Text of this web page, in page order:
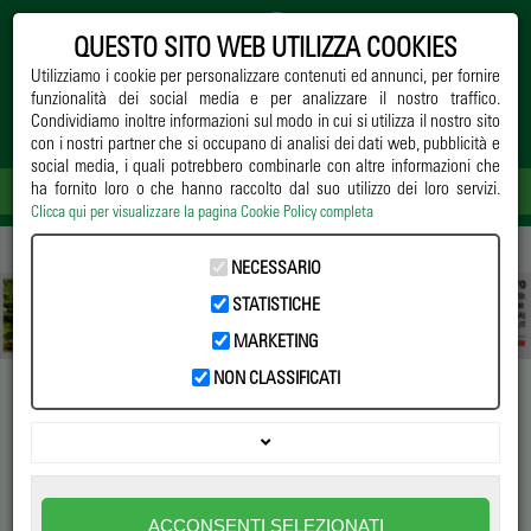
Un nuovo inizio per
Aboutplants.eu
Il magazine compie sette anni e festeggia rinnovandosi
QUESTO SITO WEB UTILIZZA COOKIES
Utilizziamo i cookie per personalizzare contenuti ed annunci, per fornire
funzionalità dei social media e per analizzare il nostro traffico.
Condividiamo inoltre informazioni sul modo in cui si utilizza il nostro sito
con i nostri partner che si occupano di analisi dei dati web, pubblicità e
social media, i quali potrebbero combinarle con altre informazioni che
ha fornito loro o che hanno raccolto dal suo utilizzo dei loro servizi.
Clicca qui per visualizzare la pagina Cookie Policy completa
NECESSARIO
STATISTICHE
MARKETING
NON CLASSIFICATI
ACCONSENTI SELEZIONATI